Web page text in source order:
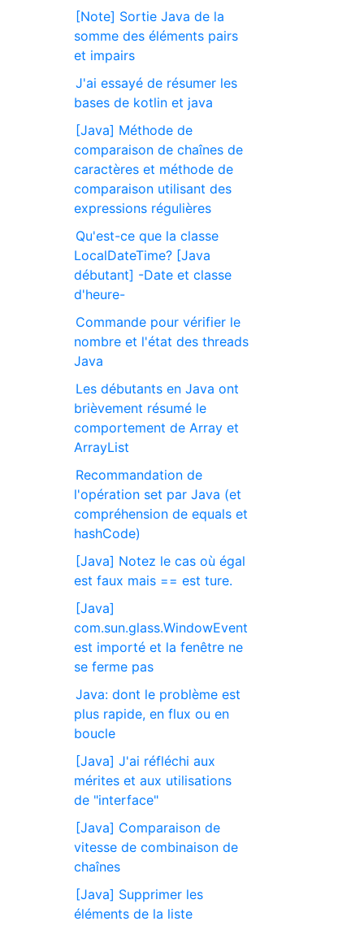
[Note] Sortie Java de la
somme des éléments pairs
et impairs
J'ai essayé de résumer les
bases de kotlin et java
[Java] Méthode de
comparaison de chaînes de
caractères et méthode de
comparaison utilisant des
expressions régulières
Qu'est-ce que la classe
LocalDateTime? [Java
débutant] -Date et classe
d'heure-
Commande pour vérifier le
nombre et l'état des threads
Java
Les débutants en Java ont
brièvement résumé le
comportement de Array et
ArrayList
Recommandation de
l'opération set par Java (et
compréhension de equals et
hashCode)
[Java] Notez le cas où égal
est faux mais == est ture.
[Java]
com.sun.glass.WindowEvent
est importé et la fenêtre ne
se ferme pas
Java: dont le problème est
plus rapide, en flux ou en
boucle
[Java] J'ai réfléchi aux
mérites et aux utilisations
de "interface"
[Java] Comparaison de
vitesse de combinaison de
chaînes
[Java] Supprimer les
éléments de la liste